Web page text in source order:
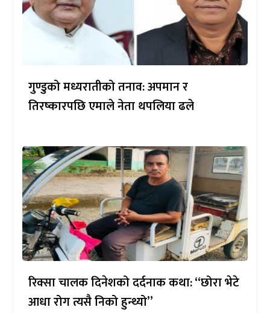
गुण्डुको मध्यरातीको तनाव: अपमान र
तिरष्कारपछि एमाले नेता थपलिया ढले
रिक्सा चालक दिनेशको दर्दनाक कथा: “छोरा भेटे
आधा रोग त्यसै निको हुन्थ्यो”